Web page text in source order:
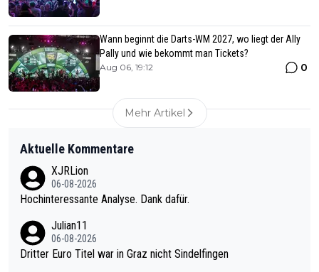
Wann beginnt die Darts-WM 2027, wo liegt der Ally
Pally und wie bekommt man Tickets?
Aug 06, 19:12 0
Mehr Artikel
Aktuelle Kommentare
XJRLion
06-08-2026
Hochinteressante Analyse. Dank dafür.
Julian11
06-08-2026
Dritter Euro Titel war in Graz nicht Sindelfingen